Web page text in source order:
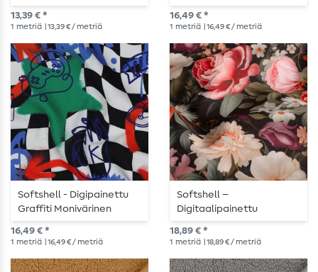
13,39 € *
1 metriä | 13,39 € / metriä
tummansininen
16,49 € *
1 metriä | 16,49 € / metriä
Softshell - Digipainettu
Graffiti Monivärinen
16,49 € *
1 metriä | 16,49 € / metriä
Softshell –
Digitaalipainettu
kukkakuosi musta
18,89 € *
1 metriä | 18,89 € / metriä